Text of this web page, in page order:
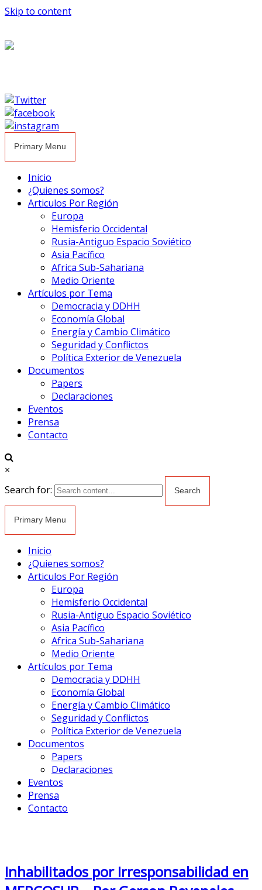
Skip to content
Primary Menu
Inicio
¿Quienes somos?
Articulos Por Región
Europa
Hemisferio Occidental
Rusia-Antiguo Espacio Soviético
Asia Pacífico
Africa Sub-Sahariana
Medio Oriente
Artículos por Tema
Democracia y DDHH
Economía Global
Energía y Cambio Climático
Seguridad y Conflictos
Política Exterior de Venezuela
Documentos
Papers
Declaraciones
Eventos
Prensa
Contacto
×
Search for:
Primary Menu
Inicio
¿Quienes somos?
Articulos Por Región
Europa
Hemisferio Occidental
Rusia-Antiguo Espacio Soviético
Asia Pacífico
Africa Sub-Sahariana
Medio Oriente
Artículos por Tema
Democracia y DDHH
Economía Global
Energía y Cambio Climático
Seguridad y Conflictos
Política Exterior de Venezuela
Documentos
Papers
Declaraciones
Eventos
Prensa
Contacto
Inhabilitados por Irresponsabilidad en